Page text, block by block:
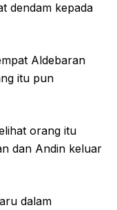
dendam kepada
Aldebaran
itu pun
orang itu
dan Andin keluar
dalam